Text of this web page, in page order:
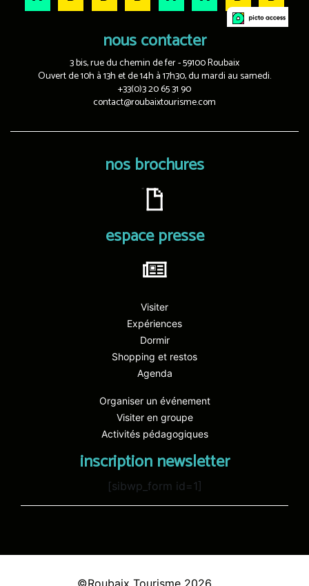
nous contacter
3 bis, rue du chemin de fer - 59100 Roubaix
Ouvert de 10h à 13h et de 14h à 17h30, du mardi au samedi.
+33(0)3 20 65 31 90
contact@roubaixtourisme.com
nos brochures
espace presse
Visiter
Expériences
Dormir
Shopping et restos
Agenda
Organiser un événement
Visiter en groupe
Activités pédagogiques
inscription newsletter
[sibwp_form id=1]
©Roubaix Tourisme 2026